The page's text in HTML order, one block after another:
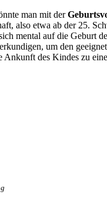
man mit der
also etwa ab der 25.
mental auf die Geburt
um den
Ankunft des Kindes zu